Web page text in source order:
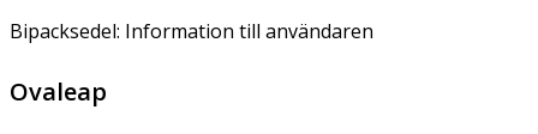
Bipacksedel: Information till användaren
Ovaleap